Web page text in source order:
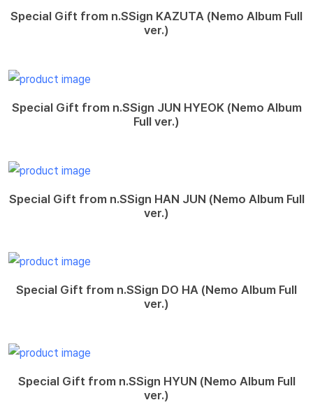
Special Gift from n.SSign KAZUTA (Nemo Album Full
ver.)
Special Gift from n.SSign JUN HYEOK (Nemo Album
Full ver.)
Special Gift from n.SSign HAN JUN (Nemo Album Full
ver.)
Special Gift from n.SSign DO HA (Nemo Album Full
ver.)
Special Gift from n.SSign HYUN (Nemo Album Full
ver.)